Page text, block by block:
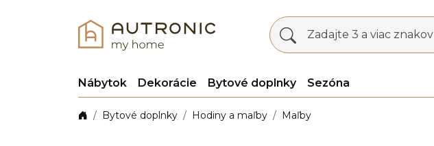
Zadajte 3 a viac znakov
Nábytok Dekorácie Bytové doplnky Sezóna
Bytové doplnky Hodiny a maľby Maľby